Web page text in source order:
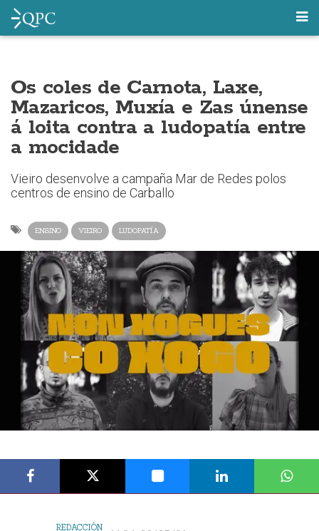
Os coles de Carnota, Laxe,
Mazaricos, Muxía e Zas únense
á loita contra a ludopatía entre
a mocidade
Vieiro desenvolve a campaña Mar de Redes polos
centros de ensino de Carballo
ENSINO VIEIRO LUDOPATÍA
REDACCIÓN